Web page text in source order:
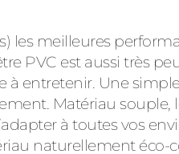
) les meilleures
PVC est aussi très
à entretenir. Une
Matériau souple,
à toutes vos
naturellement éco-